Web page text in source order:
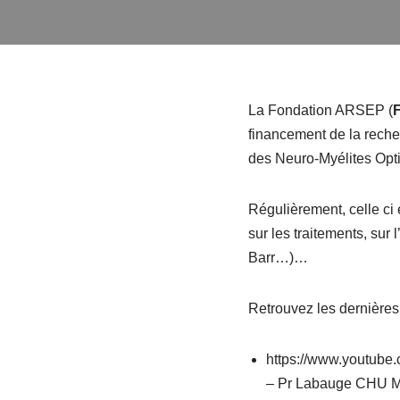
La Fondation ARSEP (
financement de la
des Neuro-Myélites
Régulièrement, celle ci
sur les traitements, sur
Barr…)…
Retrouvez les
https://
– Pr Labauge CHU